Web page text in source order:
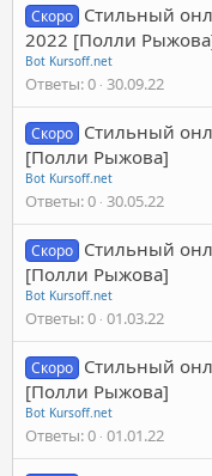
Скоро Стильный
2022 [Полли
Bot Kursoff.net
Ответы 0 30.09.22
Скоро Стильный
[Полли Рыжова]
Bot Kursoff.net
Ответы 0 30.05.22
Скоро Стильный
[Полли Рыжова]
Bot Kursoff.net
Ответы 0 01.03.22
Скоро Стильный
[Полли Рыжова]
Bot Kursoff.net
Ответы 0 01.01.22